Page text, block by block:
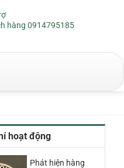
hàng 0914795185
hoạt động
Phát hiện hàng